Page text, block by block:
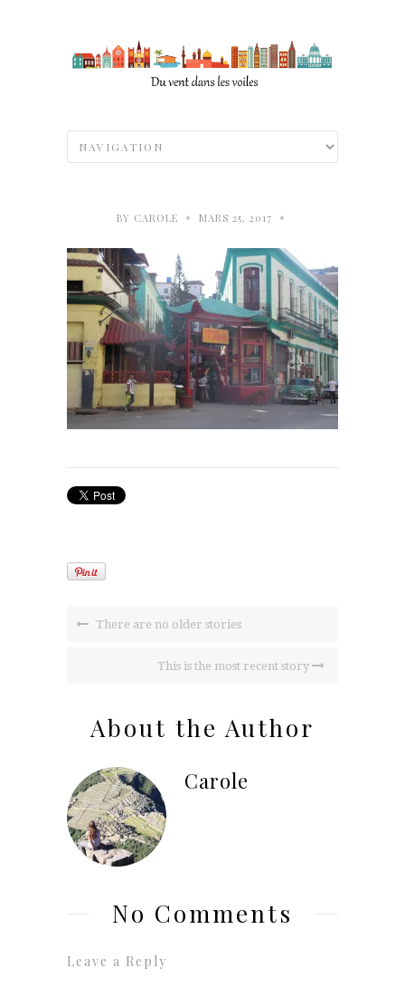
BY CAROLE • MARS 25, 2017 •
There are no older stories
This is the most recent story
About the Author
Carole
No Comments
Leave a Reply